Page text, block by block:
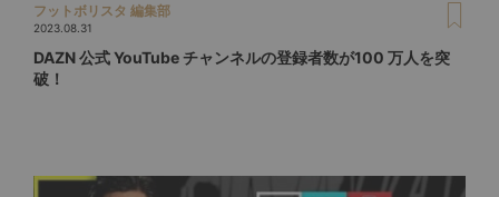
フットボリスタ 編集部
2023.08.31
DAZN 公式 YouTube チャンネルの登録者数が100 万人を突
破！